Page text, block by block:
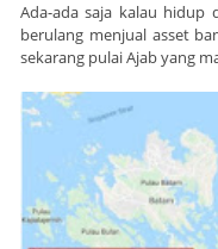
Ada-ada saja kalau hidup
berulang menjual asset
sekarang pulai Ajab yang